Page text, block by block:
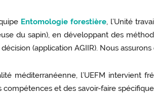
Entomologie forestière, l’Unité
du sapin), en développant des
décision (application AGIIR). Nous
méditerranéenne, l’UEFM intervient
et des savoir-faire